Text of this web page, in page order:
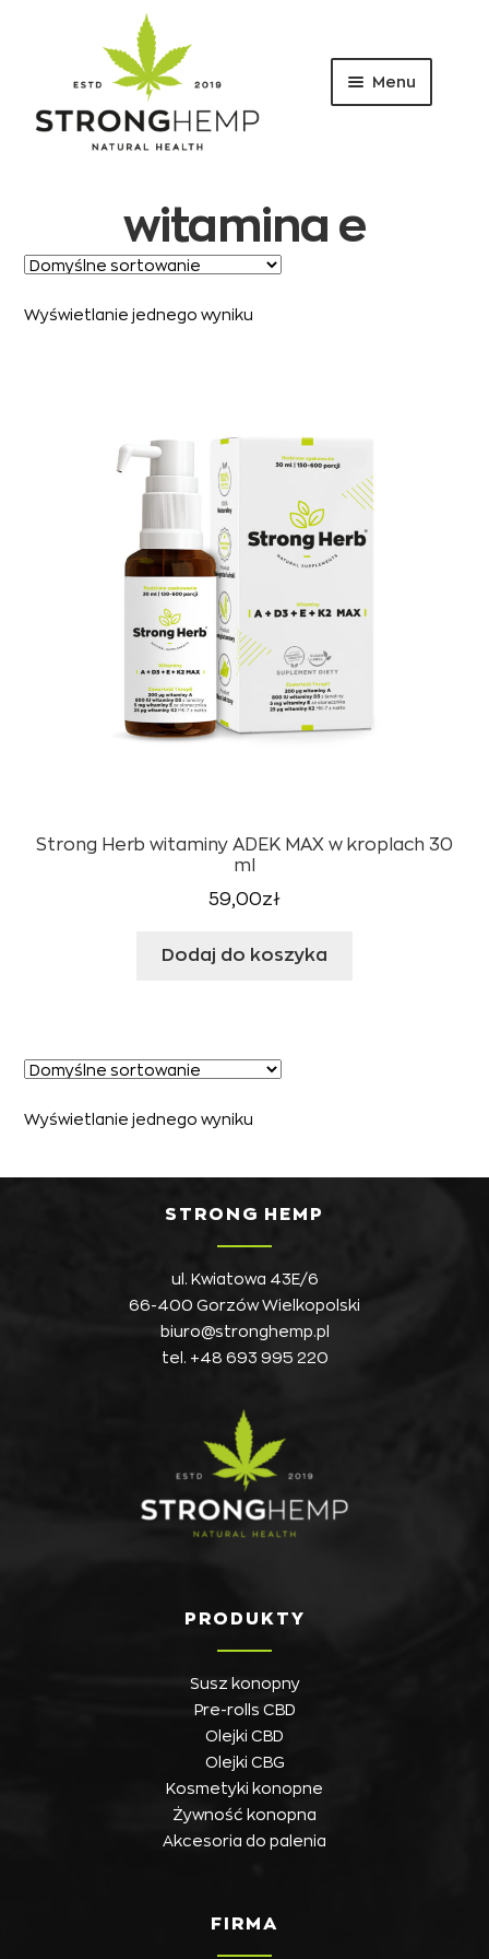
Przejdź
do
nawigacji
Przejdź
do
Menu
witamina e
Wyświetlanie jednego wyniku
Strong Herb witaminy ADEK MAX w kroplach 30
ml
59,00zł
Dodaj do koszyka
Wyświetlanie jednego wyniku
STRONG HEMP
ul. Kwiatowa 43E/6
66-400 Gorzów Wielkopolski
biuro@stronghemp.pl
tel. +48 693 995 220
PRODUKTY
Susz konopny
Pre-rolls CBD
Olejki CBD
Olejki CBG
Kosmetyki konopne
Żywność konopna
Akcesoria do palenia
FIRMA